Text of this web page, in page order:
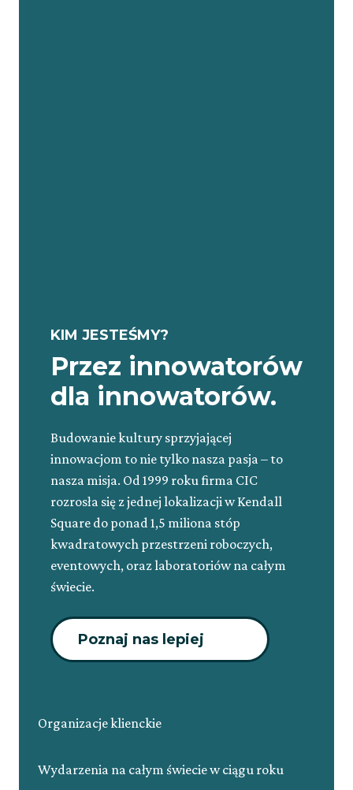
KIM JESTEŚMY?
Przez innowatorów
dla innowatorów.
Budowanie kultury sprzyjającej
innowacjom to nie tylko nasza pasja – to
nasza misja. Od 1999 roku firma CIC
rozrosła się z jednej lokalizacji w Kendall
Square do ponad 1,5 miliona stóp
kwadratowych przestrzeni roboczych,
eventowych, oraz laboratoriów na całym
świecie.
Poznaj nas lepiej
Organizacje klienckie
Wydarzenia na całym świecie w ciągu roku